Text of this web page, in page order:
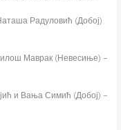
Радуловић (Добој)
Маврак (Невесиње) –
и Вања Симић (Добој) –